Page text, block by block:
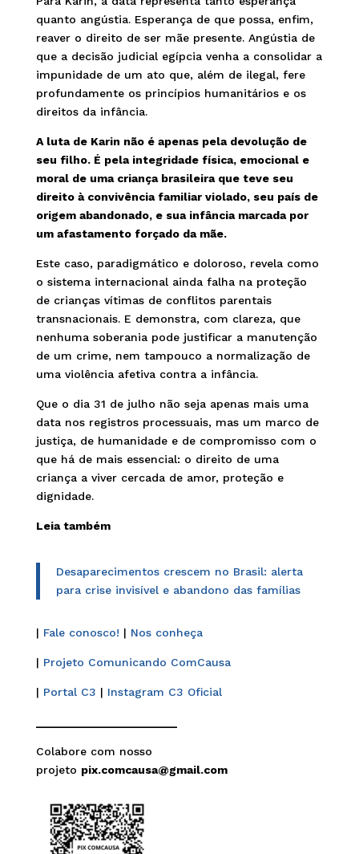
quanto angústia. Esperança de que possa, enfim,
reaver o direito de ser mãe presente. Angústia de
que a decisão judicial egípcia venha a consolidar a
impunidade de um ato que, além de ilegal, fere
profundamente os princípios humanitários e os
direitos da infância.
A luta de Karin não é apenas pela devolução de
seu filho. É pela integridade física, emocional e
moral de uma criança brasileira que teve seu
direito à convivência familiar violado, seu país de
origem abandonado, e sua infância marcada por
um afastamento forçado da mãe.
Este caso, paradigmático e doloroso, revela como
o sistema internacional ainda falha na proteção
de crianças vítimas de conflitos parentais
transnacionais. E demonstra, com clareza, que
nenhuma soberania pode justificar a manutenção
de um crime, nem tampouco a normalização de
uma violência afetiva contra a infância.
Que o dia 31 de julho não seja apenas mais uma
data nos registros processuais, mas um marco de
justiça, de humanidade e de compromisso com o
que há de mais essencial: o direito de uma
criança a viver cercada de amor, proteção e
dignidade.
Leia também
Desaparecimentos crescem no Brasil: alerta
para crise invisível e abandono das famílias
| Fale conosco! | Nos conheça
| Projeto Comunicando ComCausa
| Portal C3 | Instagram C3 Oficial
Colabore com nosso
projeto pix.comcausa@gmail.com